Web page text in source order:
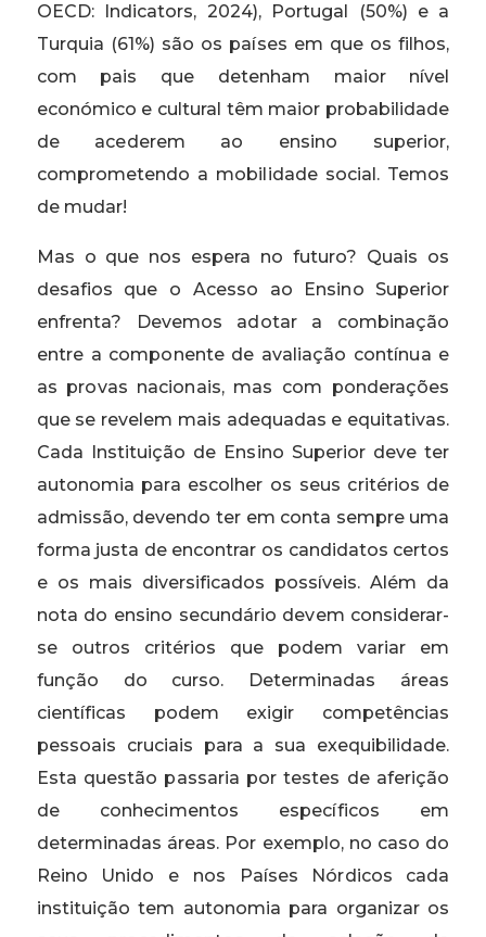
OECD: Indicators, 2024), Portugal (50%) e a
Turquia (61%) são os países em que os filhos,
com pais que detenham maior nível
económico e cultural têm maior probabilidade
de acederem ao ensino superior,
comprometendo a mobilidade social. Temos
de mudar!
Mas o que nos espera no futuro? Quais os
desafios que o Acesso ao Ensino Superior
enfrenta? Devemos adotar a combinação
entre a componente de avaliação contínua e
as provas nacionais, mas com ponderações
que se revelem mais adequadas e equitativas.
Cada Instituição de Ensino Superior deve ter
autonomia para escolher os seus critérios de
admissão, devendo ter em conta sempre uma
forma justa de encontrar os candidatos certos
e os mais diversificados possíveis. Além da
nota do ensino secundário devem considerar-
se outros critérios que podem variar em
função do curso. Determinadas áreas
científicas podem exigir competências
pessoais cruciais para a sua exequibilidade.
Esta questão passaria por testes de aferição
de conhecimentos específicos em
determinadas áreas. Por exemplo, no caso do
Reino Unido e nos Países Nórdicos cada
instituição tem autonomia para organizar os